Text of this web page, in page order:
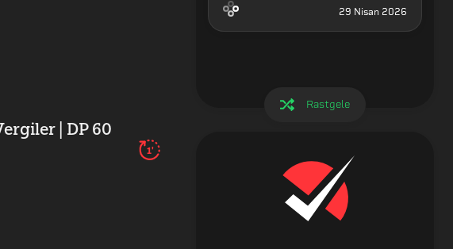
| DP 60
1'
29 Nisan 2026
Rastgele